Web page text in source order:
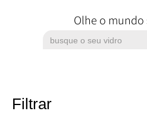
Olhe o mundo
Filtrar